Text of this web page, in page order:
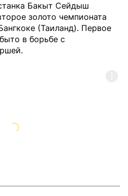
Бакыт Сейдыш
золото чемпионата
(Таиланд). Первое
в борьбе с